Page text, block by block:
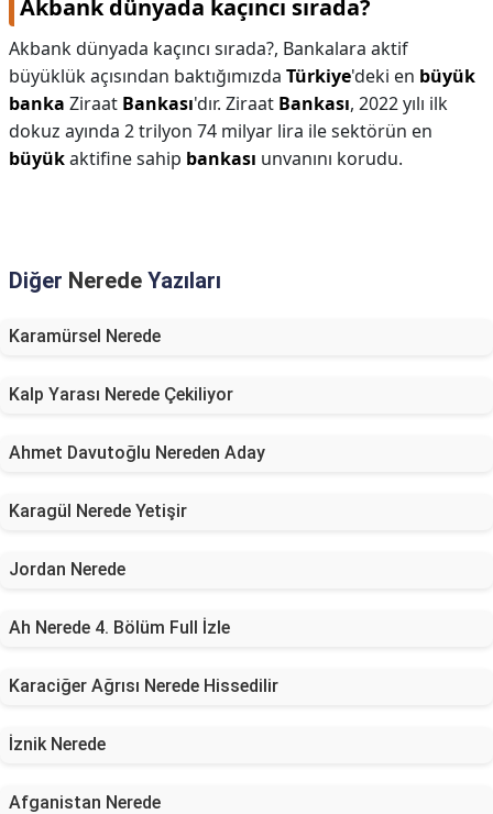
Akbank dünyada kaçıncı sırada?
Akbank dünyada kaçıncı sırada?, Bankalara aktif
büyüklük açısından baktığımızda Türkiye'deki en büyük
banka Ziraat Bankası'dır. Ziraat Bankası, 2022 yılı ilk
dokuz ayında 2 trilyon 74 milyar lira ile sektörün en
büyükaktifine sahip bankası unvanını korudu.
Diğer Nerede Yazıları
Karamürsel Nerede
Kalp Yarası Nerede Çekiliyor
Ahmet Davutoğlu Nereden Aday
Karagül Nerede Yetişir
Jordan Nerede
Ah Nerede 4. Bölüm Full İzle
Karaciğer Ağrısı Nerede Hissedilir
İznik Nerede
Afganistan Nerede